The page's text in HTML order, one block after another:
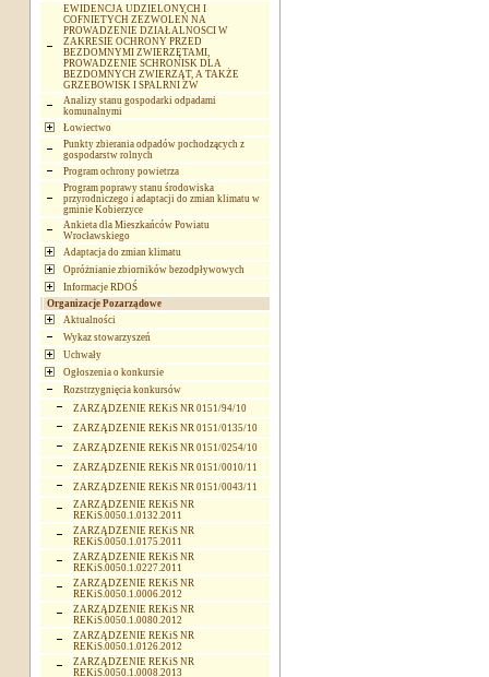
EWIDENCJA UDZIELONYCH I
COFNIETYCH ZEZWOLEŃ NA
PROWADZENIE DZIAŁALNOSCI W
ZAKRESIE OCHRONY PRZED
BEZDOMNYMI ZWIERZĘTAMI,
PROWADZENIE SCHRONISK DLA
BEZDOMNYCH ZWIERZĄT, A TAKŻE
GRZEBOWISK I SPALRNI ZW
Analizy stanu gospodarki odpadami
komunalnymi
Łowiectwo
Punkty zbierania odpadów pochodzących z
gospodarstw rolnych
Program ochrony powietrza
Program poprawy stanu środowiska
przyrodniczego i adaptacji do zmian klimatu w
gminie Kobierzyce
Ankieta dla Mieszkańców Powiatu
Wrocławskiego
Adaptacja do zmian klimatu
Opróżnianie zbiorników bezodpływowych
Informacje RDOŚ
Organizacje Pozarządowe
Aktualności
Wykaz stowarzyszeń
Uchwały
Ogłoszenia o konkursie
Rozstrzygnięcia konkursów
ZARZĄDZENIE REKiS NR 0151/94/10
ZARZĄDZENIE REKiS NR 0151/0135/10
ZARZĄDZENIE REKiS NR 0151/0254/10
ZARZĄDZENIE REKiS NR 0151/0010/11
ZARZĄDZENIE REKiS NR 0151/0043/11
ZARZĄDZENIE REKiS NR
REKiS.0050.1.0132.2011
ZARZĄDZENIE REKiS NR
REKiS.0050.1.0175.2011
ZARZĄDZENIE REKiS NR
REKiS.0050.1.0227.2011
ZARZĄDZENIE REKiS NR
REKiS.0050.1.0006.2012
ZARZĄDZENIE REKiS NR
REKiS.0050.1.0080.2012
ZARZĄDZENIE REKiS NR
REKiS.0050.1.0126.2012
ZARZĄDZENIE REKiS NR
REKiS.0050.1.0008.2013